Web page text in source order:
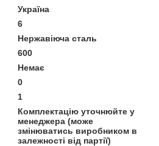
Україна
6
Нержавіюча сталь
600
Немає
0
1
Комплектацію уточнюйте у
менеджера (може
змінюватись виробником в
залежності від партії)